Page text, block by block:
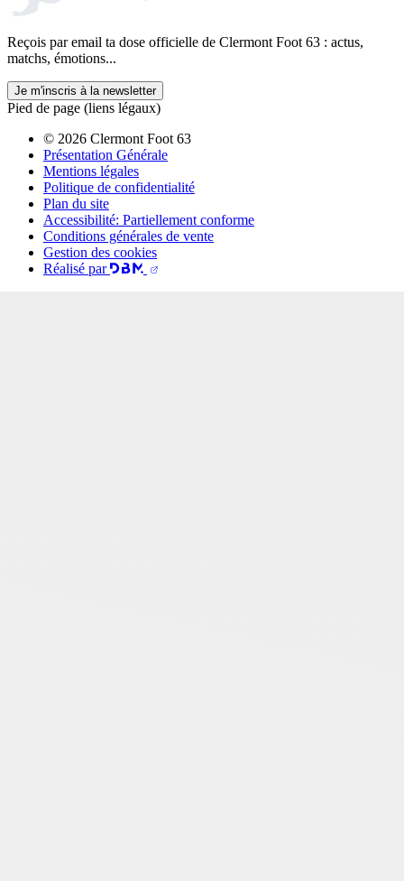
Reçois par email ta dose officielle de Clermont Foot 63 : actus,
matchs, émotions...
Je m'inscris à la newsletter
Pied de page (liens légaux)
© 2026 Clermont Foot 63
Présentation Générale
Mentions légales
Politique de confidentialité
Plan du site
Accessibilité: Partiellement conforme
Conditions générales de vente
Gestion des cookies
Réalisé par